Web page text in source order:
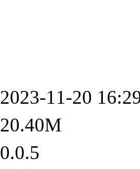
2023-11-20
20.40M
0.0.5